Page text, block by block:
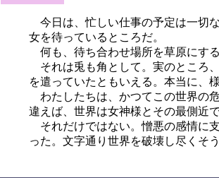
今日は、忙しい仕事の予定は一切
女を待っているところだ。
何も、待ち合わせ場所を草原にす
それは兎も角として。実のところ
を遣っていたともいえる。本当に、
わたしたちは、かつてこの世界の
違えば、世界は女神様とその最側近
それだけではない。憎悪の感情に
った。文字通り世界を破壊し尽くそ